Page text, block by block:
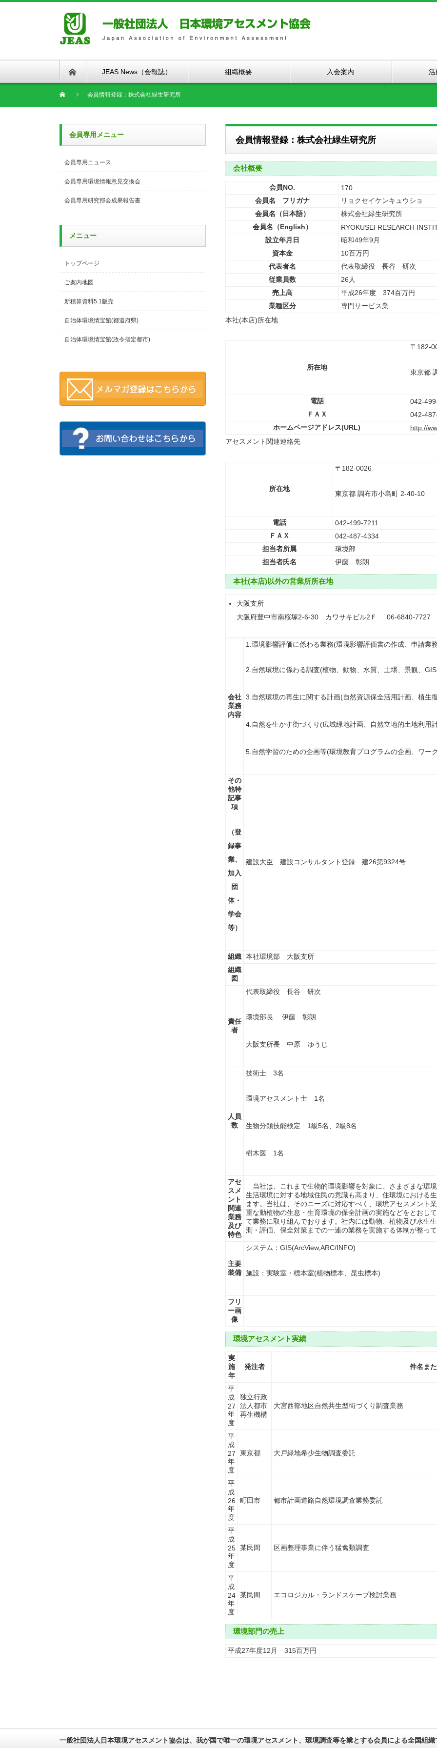
JEAS News（会報誌） 組織概要 入会案内 活
会員情報登録：株式会社緑生研究所
会員情報登録：株式会社緑生研究所
会社概要
会員NO.
170
会員名 フリガナ
リョクセイケンキュウショ
会員名（日本語）
株式会社緑生研究所
会員名（English）
RYOKUSEI RESEARCH
設立年月日
昭和49年9月
資本金
10百万円
代表者名
代表取締役 長谷 研次
従業員数
26人
売上高
平成26年度 374百万円
業種区分
専門サービス業
本社(本店)所在地
所在地
〒182-
東京都
電話
042-
ＦＡＸ
042-
ホームページアドレス(URL)
http://
アセスメント関連連絡先
所在地
〒182-0026
東京都 調布市小島町 2-40-10
電話
042-499-7211
ＦＡＸ
042-487-4334
担当者所属
環境部
担当者氏名
伊藤 彰朗
本社(本店)以外の営業所所在地
大阪支所
大阪府豊中市南桜塚2-6-30 カワサキビル2Ｆ 06-6840-7727
会社
業務
内容
1.環境影響評価に係わる業務(環境影響評価書の作成、申請業
2.自然環境に係わる調査(植物、動物、水質、土壌、景観、
3.自然環境の再生に関する計画(自然資源保全活用計画、植生
4.自然を生かす街づくり(広域緑地計画、自然立地的土地利用
5.自然学習のための企画等(環境教育プログラムの企画、ワー
その
他特
記事
項
（登
録事
業、
加入
団
体・
学会
等）
建設大臣 建設コンサルタント登録 建26第9324号
組織 本社環境部 大阪支所
組織
図
責任
者
代表取締役 長谷 研次
環境部長 伊藤 彰朗
大阪支所長 中原 ゆうじ
人員
数
技術士 3名
環境アセスメント士 1名
生物分類技能検定 1級5名、2級8名
樹木医 1名
アセ
スメ
ント
関連
業務
及び
特色
当社は、これまで生物的環境影響を対象に、さまざまな環
生活環境に対する地域住民の意識も高まり、住環境における
ます。当社は、そのニーズに対応すべく、環境アセスメント
重な動植物の生息・生育環境の保全計画の実施などをとおし
て業務に取り組んでおります。社内には動物、植物及び水生
測・評価、保全対策までの一連の業務を実施する体制が整っ
主要
装備
システム：GIS(ArcView,ARC/INFO)
施設：実験室・標本室(植物標本、昆虫標本)
フリ
ー画
像
環境アセスメント実績
実
施
年
発注者 件名ま
平
成
27
年
度
独立行政
法人都市
再生機構
大宮西部地区自然共生型街づくり調査業務
平
成
27
年
度
東京都 大戸緑地希少生物調査委託
平
成
26
年
度
町田市 都市計画道路自然環境調査業務委託
平
成
25
年
度
某民間 区画整理事業に伴う猛禽類調査
平
成
24
年
度
某民間 エコロジカル・ランドスケープ検討業務
環境部門の売上
平成27年度12月 315百万円
会員専用メニュー
会員専用ニュース
会員専用環境情報意見交換会
会員専用研究部会成果報告書
メニュー
トップページ
ご案内地図
新積算資料5.1販売
自治体環境情宝館(都道府県)
自治体環境情宝館(政令指定都市)
一般社団法人日本環境アセスメント協会は、我が国で唯一の環境アセスメント、環境調査等を業とする会員による全国組織